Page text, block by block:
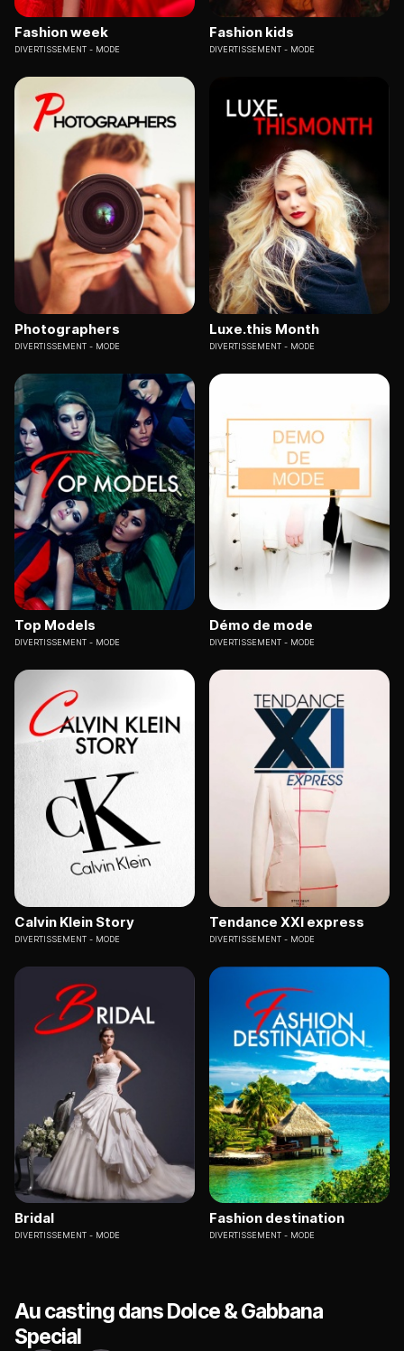
Fashion week
DIVERTISSEMENT MODE
Fashion kids
DIVERTISSEMENT MODE
Photographers
DIVERTISSEMENT MODE
Luxe.this Month
DIVERTISSEMENT MODE
Top Models
DIVERTISSEMENT MODE
Démo de mode
DIVERTISSEMENT MODE
Calvin Klein Story
DIVERTISSEMENT MODE
Tendance XXI express
DIVERTISSEMENT MODE
Bridal
DIVERTISSEMENT MODE
Fashion destination
DIVERTISSEMENT MODE
Au casting dans Dolce & Gabbana
Special